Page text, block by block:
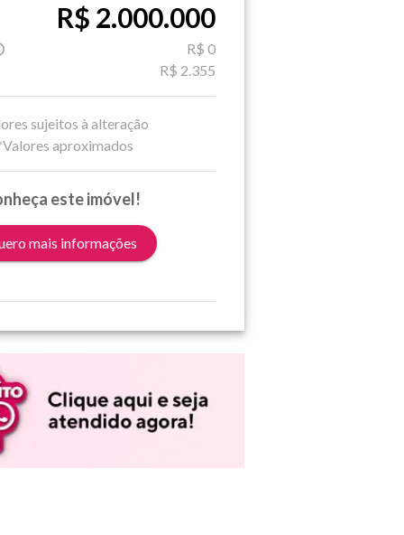
R$ 2.000.000
R$ 0
R$ 2.355
sujeitos à alteração
aproximados
este imóvel!
mais informações